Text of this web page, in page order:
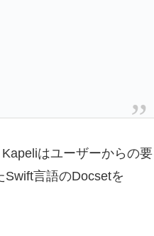
はユーザーからの要
言語のDocsetを